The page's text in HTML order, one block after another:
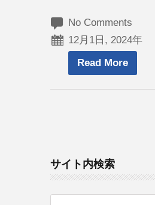
No Comments
12月1日, 2024年
Read More
サイト内検索